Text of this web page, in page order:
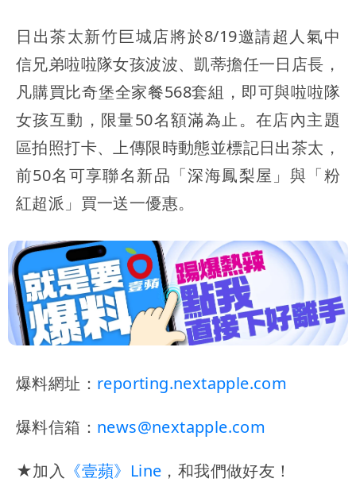
日出茶太新竹巨城店將於8/19邀請超人氣中
信兄弟啦啦隊女孩波波、凱蒂擔任一日店長，
凡購買比奇堡全家餐568套組，即可與啦啦隊
女孩互動，限量50名額滿為止。在店內主題
區拍照打卡、上傳限時動態並標記日出茶太，
前50名可享聯名新品「深海鳳梨屋」與「粉
紅超派」買一送一優惠。
爆料網址： reporting.nextapple.com
爆料信箱： news@nextapple.com
★加入 《壹蘋》Line ，和我們做好友！